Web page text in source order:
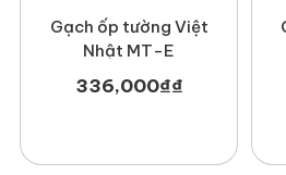
Gạch ốp tường Việt
Nhật MT-E
336,000₫₫